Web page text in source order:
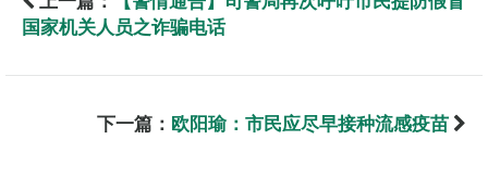
国家机关人员之诈骗电话
下一篇： 欧阳瑜：市民应尽早接种流感疫苗